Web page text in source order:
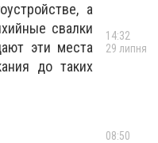
а
свалки
эти места
до таких
14:32
29 липня
08:50